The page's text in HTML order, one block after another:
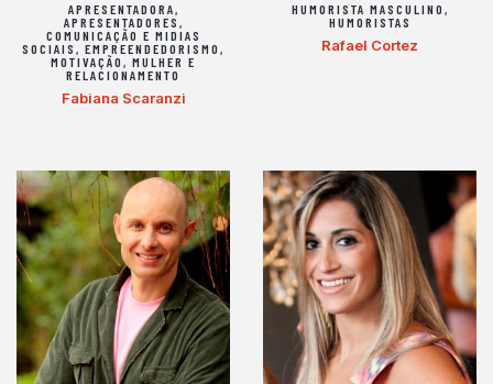
APRESENTADORA,
APRESENTADORES ,
COMUNICAÇÃO E MIDIAS
SOCIAIS , EMPREENDEDORISMO ,
MOTIVAÇÃO , MULHER E
RELACIONAMENTO
Fabiana Scaranzi
HUMORISTA MASCULINO ,
HUMORISTAS
Rafael Cortez